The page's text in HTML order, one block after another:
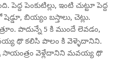
పెంకుటిల్లు, ఇంటి చుట్టూ పెద్ద
బియ్యం బస్తాలు, చెట్లు.
పొదున్నే 5 కి ముందే లెవడం,
థొ కలిసి పొలం కి వెళ్ళెదానిని.
సాయంత్రం వెళ్లేదానిని మవయ్య థొ